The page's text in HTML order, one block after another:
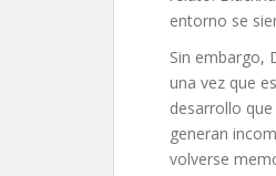
entorno se
Sin embargo,
una vez que
desarrollo
generan
volverse